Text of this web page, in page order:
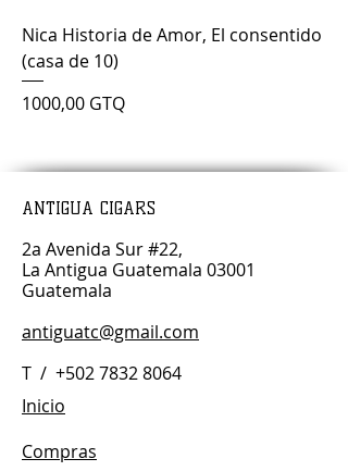
Nica Historia de Amor, El consentido
(casa de 10)
Precio
1000,00 GTQ
ANTIGUA CIGARS
2a Avenida Sur #22,
La Antigua Guatemala 03001
Guatemala
antiguatc@gmail.com
T / +502 7832 8064
Inicio
Compras